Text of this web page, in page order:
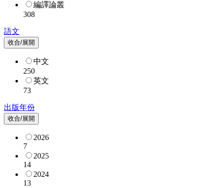
編譯論叢
308
語文
收合/展開
中文
250
英文
73
出版年份
收合/展開
2026
7
2025
14
2024
13